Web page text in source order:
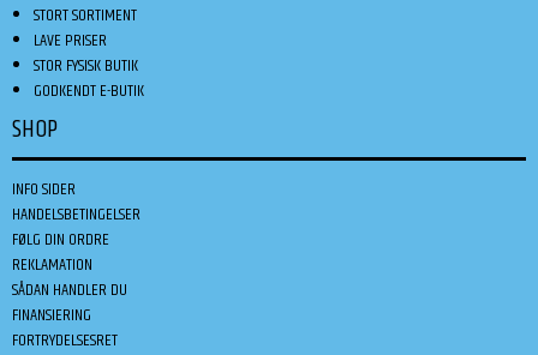
STORT SORTIMENT
LAVE PRISER
STOR FYSISK BUTIK
GODKENDT E-BUTIK
SHOP
INFO SIDER
HANDELSBETINGELSER
FØLG DIN ORDRE
REKLAMATION
SÅDAN HANDLER DU
FINANSIERING
FORTRYDELSESRET